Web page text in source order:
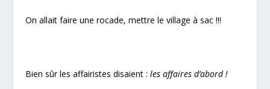
On allait faire une rocade, mettre le village à sac !!!
Bien sûr les affairistes disaient :les affaires d’abord !